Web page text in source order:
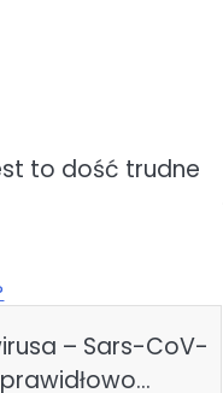
to dość trudne
– Sars-CoV-